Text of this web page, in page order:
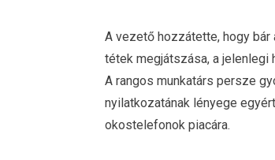
A vezető hozzátette, hogy
tétek megjátszása, a jelenlegi
A rangos munkatárs persze
nyilatkozatának lényege
okostelefonok piacára.